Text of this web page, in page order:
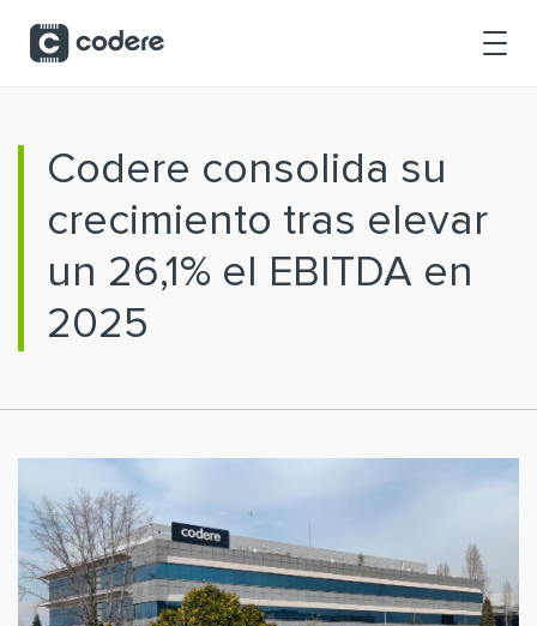
Codere consolida su
crecimiento tras elevar
un 26,1% el EBITDA en
2025